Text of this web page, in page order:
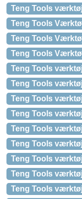
Teng Tools
Teng Tools
Teng Tools
Teng Tools
Teng Tools
Teng Tools
Teng Tools
Teng Tools
Teng Tools
Teng Tools
Teng Tools
Teng Tools
Teng Tools